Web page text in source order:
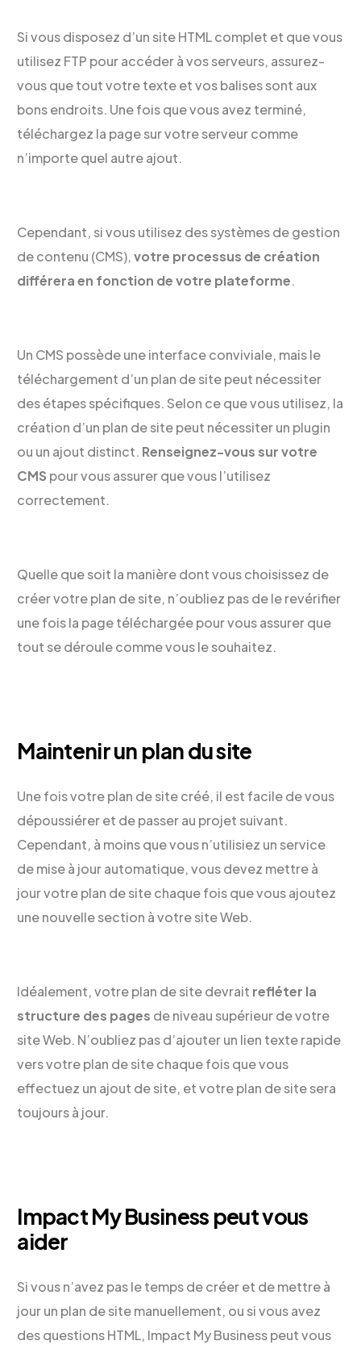
Si vous disposez d’un site HTML complet et que vous
utilisez FTP pour accéder à vos serveurs, assurez-
vous que tout votre texte et vos balises sont aux
bons endroits. Une fois que vous avez terminé,
téléchargez la page sur votre serveur comme
n’importe quel autre ajout.
Cependant, si vous utilisez des systèmes de gestion
de contenu (CMS),votre processus de création
différera en fonction de votre plateforme.
Un CMS possède une interface conviviale, mais le
téléchargement d’un plan de site peut nécessiter
des étapes spécifiques. Selon ce que vous utilisez, la
création d’un plan de site peut nécessiter un plugin
ou un ajout distinct. Renseignez-vous sur votre
CMS pour vous assurer que vous l’utilisez
correctement.
Quelle que soit la manière dont vous choisissez de
créer votre plan de site, n’oubliez pas de le revérifier
une fois la page téléchargée pour vous assurer que
tout se déroule comme vous le souhaitez.
Maintenir un plan du site
Une fois votre plan de site créé, il est facile de vous
dépoussiérer et de passer au projet suivant.
Cependant, à moins que vous n’utilisiez un service
de mise à jour automatique, vous devez mettre à
jour votre plan de site chaque fois que vous ajoutez
une nouvelle section à votre site Web.
Idéalement, votre plan de site devrait refléter la
structure des pages de niveau supérieur de votre
site Web. N’oubliez pas d’ajouter un lien texte rapide
vers votre plan de site chaque fois que vous
effectuez un ajout de site, et votre plan de site sera
toujours à jour.
Impact My Business peut vous
aider
Si vous n’avez pas le temps de créer et de mettre à
jour un plan de site manuellement, ou si vous avez
des questions HTML, Impact My Business peut vous